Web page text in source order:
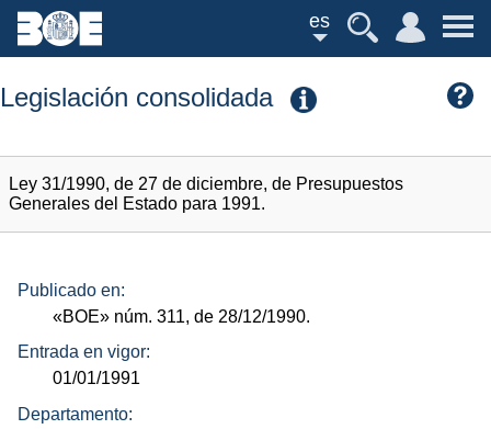
es
Legislación consolidada
Ley 31/1990, de 27 de diciembre, de Presupuestos
Generales del Estado para 1991.
Publicado en:
«BOE» núm. 311, de 28/12/1990.
Entrada en vigor:
01/01/1991
Departamento: